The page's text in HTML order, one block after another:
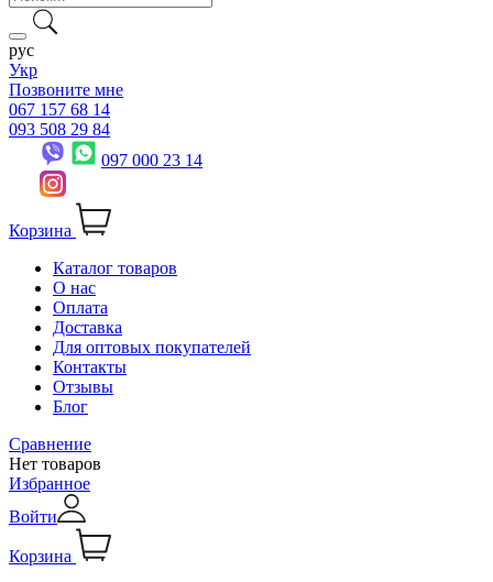
рус
Укр
Позвоните мне
067 157 68 14
093 508 29 84
097 000 23 14
Корзина
Каталог товаров
О нас
Оплата
Доставка
Для оптовых покупателей
Контакты
Отзывы
Блог
Сравнение
Нет товаров
Избранное
Войти
Корзина